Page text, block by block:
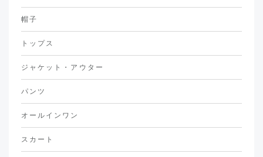
帽子
トップス
ジャケット・アウター
パンツ
オールインワン
スカート